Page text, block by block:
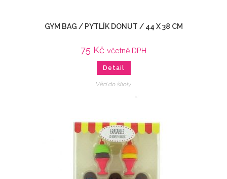
GYM BAG / PYTLÍK DONUT / 44 X 38 CM
75 Kč včetně DPH
Detail
Věci do školy